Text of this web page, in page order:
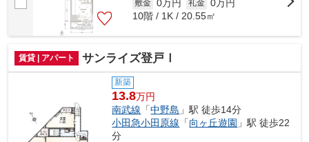
敷金 0万円 礼金 0万円
10階 / 1K / 20.55㎡
賃貸 | アパート サンライズ登戸Ⅰ
新築
13.8万円
南武線 「中野島 」駅 徒歩14分
小田急小田原線 「向ヶ丘遊園 」駅 徒歩22
分